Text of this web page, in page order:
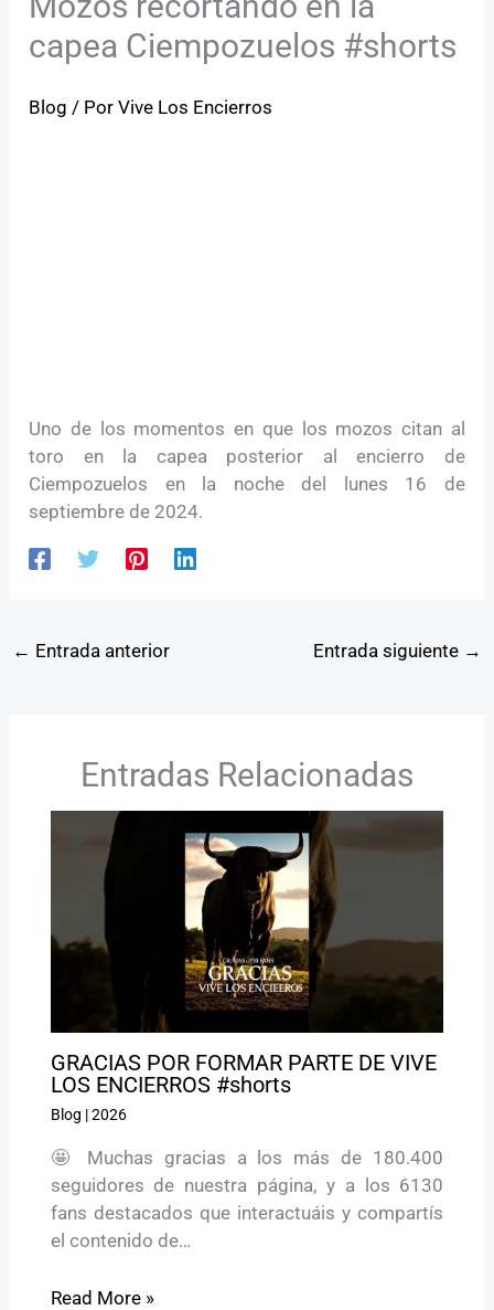
capea Ciempozuelos #shorts
Blog / PorVive Los Encierros
Uno de los momentos en que los mozos citan al
toro en la capea posterior al encierro de
Ciempozuelos en la noche del lunes 16 de
septiembre de 2024.
← Entrada anterior Entrada siguiente →
Entradas Relacionadas
GRACIAS POR FORMAR PARTE DE VIVE
LOS ENCIERROS #shorts
Blog |2026
🤩 Muchas gracias a los más de 180.400
seguidores de nuestra página, y a los 6130
fans destacados que interactuáis y compartís
el contenido de…
Read More »